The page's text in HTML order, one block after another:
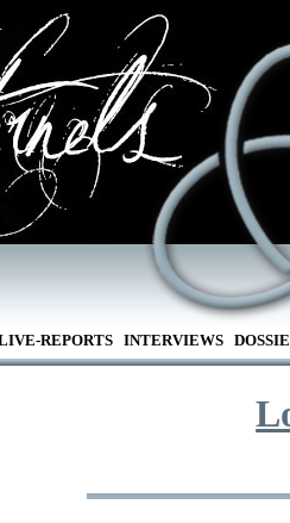
REPORTS INTERVIEWS